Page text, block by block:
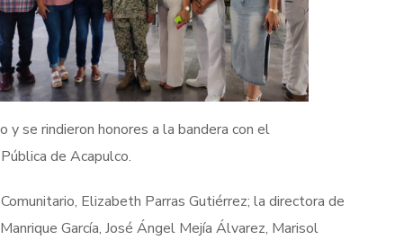
y se rindieron honores a la bandera con el
de Acapulco.
Elizabeth Parras Gutiérrez; la directora de
García, José Ángel Mejía Álvarez, Marisol